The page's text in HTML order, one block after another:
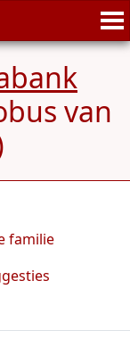
van
familie